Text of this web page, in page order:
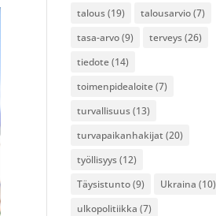
talous(19) talousarvio(7)
tasa-arvo(9) terveys(26)
tiedote(14)
toimenpidealoite(7)
turvallisuus(13)
turvapaikanhakijat (20)
työllisyys(12)
Täysistunto(9) Ukraina (10)
ulkopolitiikka (7)